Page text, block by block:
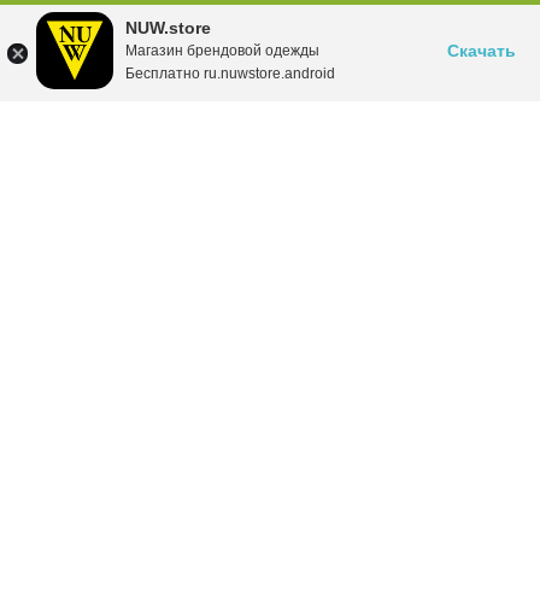
NUW.store
Магазин брендовой одежды
Бесплатно ru.nuwstore.android
Скачать